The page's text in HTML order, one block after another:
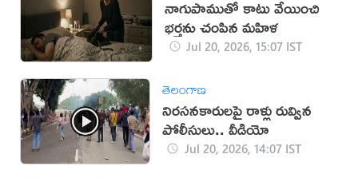
నాగుపాముతో కాటు వేయించి
భర్తను చంపిన మహిళ
Jul 20, 2026, 15:07 IST
తెలంగాణ
నిరసనకారులపై రాళ్లు రువ్విన
పోలీసులు.. వీడియో
Jul 20, 2026, 14:07 IST